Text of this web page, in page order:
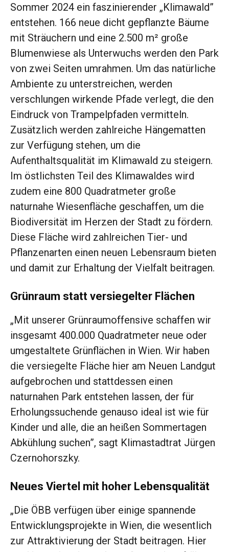
Sommer 2024 ein faszinierender „Klimawald”
entstehen. 166 neue dicht gepflanzte Bäume
mit Sträuchern und eine 2.500 m² große
Blumenwiese als Unterwuchs werden den Park
von zwei Seiten umrahmen. Um das natürliche
Ambiente zu unterstreichen, werden
verschlungen wirkende Pfade verlegt, die den
Eindruck von Trampelpfaden vermitteln.
Zusätzlich werden zahlreiche Hängematten
zur Verfügung stehen, um die
Aufenthaltsqualität im Klimawald zu steigern.
Im östlichsten Teil des Klimawaldes wird
zudem eine 800 Quadratmeter große
naturnahe Wiesenfläche geschaffen, um die
Biodiversität im Herzen der Stadt zu fördern.
Diese Fläche wird zahlreichen Tier- und
Pflanzenarten einen neuen Lebensraum bieten
und damit zur Erhaltung der Vielfalt beitragen.
Grünraum statt versiegelter Flächen
„Mit unserer Grünraumoffensive schaffen wir
insgesamt 400.000 Quadratmeter neue oder
umgestaltete Grünflächen in Wien. Wir haben
die versiegelte Fläche hier am Neuen Landgut
aufgebrochen und stattdessen einen
naturnahen Park entstehen lassen, der für
Erholungssuchende genauso ideal ist wie für
Kinder und alle, die an heißen Sommertagen
Abkühlung suchen”, sagt Klimastadtrat Jürgen
Czernohorszky.
Neues Viertel mit hoher Lebensqualität
„Die ÖBB verfügen über einige spannende
Entwicklungsprojekte in Wien, die wesentlich
zur Attraktivierung der Stadt beitragen. Hier